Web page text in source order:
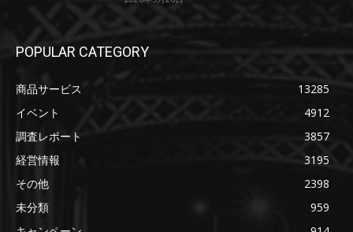
POPULAR CATEGORY
商品サービス
13285
イベント
4912
調査レポート
3857
経営情報
3195
その他
2398
未分類
959